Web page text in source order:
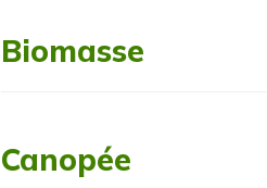
Biomasse
Canopée